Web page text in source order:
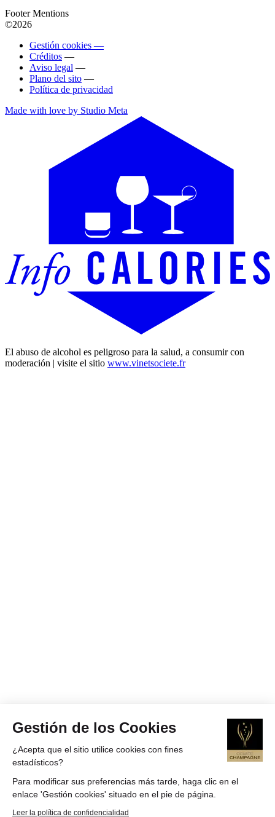
Gestión de los Cookies
¿Acepta que el sitio utilice cookies con fines
estadísticos?
Para modificar sus preferencias más tarde, haga clic en el
enlace 'Gestión cookies' situado en el pie de página.
Leer la política de confidencialidad
Footer Mentions
©2026
Gestión cookies —
Créditos —
Aviso legal —
Plano del sito —
Política de privacidad
Made with love by Studio Meta
El abuso de alcohol es peligroso para la salud, a consumir con
moderación | visite el sitio www.vinetsociete.fr